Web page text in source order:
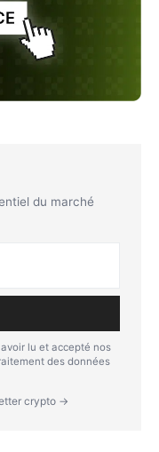
du marché
lu et accepté nos
des données
crypto →